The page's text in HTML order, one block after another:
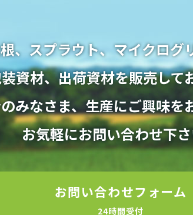
、スプラウト、マイクログ
資材、出荷資材を販売して
みなさま、生産にご興味を
お気軽にお問い合わせ下
お問い合わせフォーム
24時間受付